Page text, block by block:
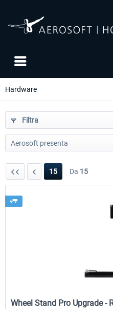
Hardware
Honeycomb - Flight Sim USB Hub
Filtra
15 Da 15
Wheel
Wheel Stand Pro Upgrade -